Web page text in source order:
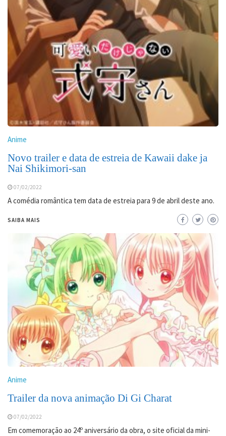
Anime
Novo trailer e data de estreia de Kawaii dake ja
Nai Shikimori-san
07/02/2022
A comédia romântica tem data de estreia para 9 de abril deste ano.
SAIBA MAIS
Anime
Trailer da nova animação Di Gi Charat
07/02/2022
Em comemoração ao 24º aniversário da obra, o site oficial da mini-